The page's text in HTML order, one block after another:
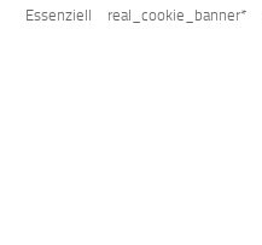
Essenziell real_cookie_banner*